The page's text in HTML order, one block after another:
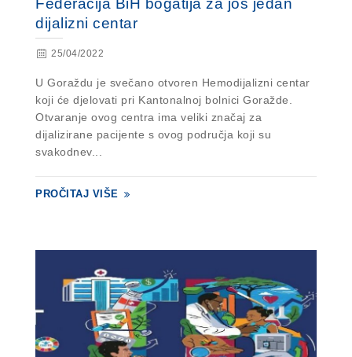
Federacija BiH bogatija za još jedan
dijalizni centar
25/04/2022
U Goraždu je svečano otvoren Hemodijalizni centar
koji će djelovati pri Kantonalnoj bolnici Goražde.
Otvaranje ovog centra ima veliki značaj za
dijalizirane pacijente s ovog područja koji su
svakodnev...
PROČITAJ VIŠE